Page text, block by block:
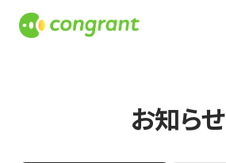
お知らせ